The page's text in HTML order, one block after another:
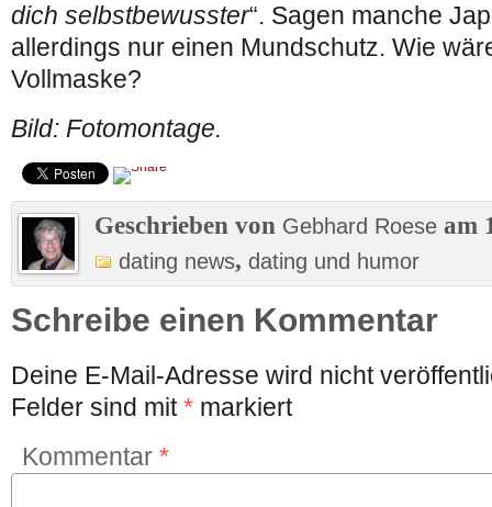
dich selbstbewusster“. Sagen manche
allerdings nur einen Mundschutz. Wie
Vollmaske?
Bild: Fotomontage.
Geschrieben von Gebhard Roese am
dating news, dating und humor
Schreibe einen Kommentar
Deine E-Mail-Adresse wird nicht
Felder sind mit* markiert
Kommentar *